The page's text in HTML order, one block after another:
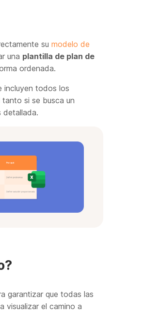
su modelo de
una plantilla de plan de
ordenada.
incluyen todos los
si se busca un
detallada.
garantizar que todas las
visualizar el camino a